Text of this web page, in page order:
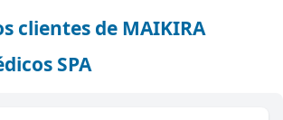
clientes de MAIKIRA
SPA